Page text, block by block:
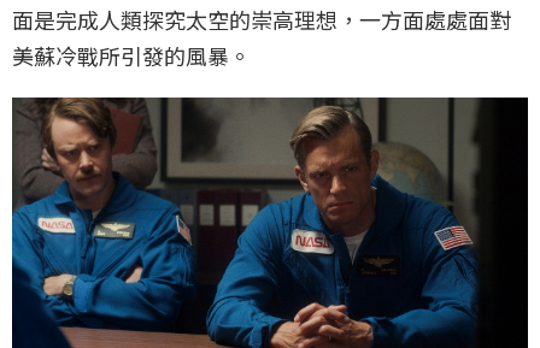
面是完成人類探究太空的崇高理想，一方面處處面對
美蘇冷戰所引發的風暴。